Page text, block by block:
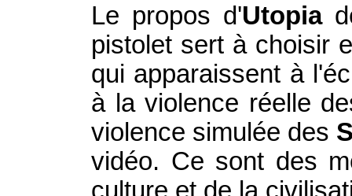
Le propos d'Utopia
pistolet sert à choisir
qui apparaissent à
à la violence réelle
violence simulée des
vidéo. Ce sont des
culture et de la